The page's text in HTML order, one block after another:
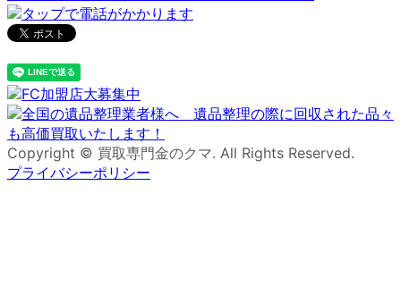
Copyright © 買取専門金のクマ. All Rights Reserved.
プライバシーポリシー